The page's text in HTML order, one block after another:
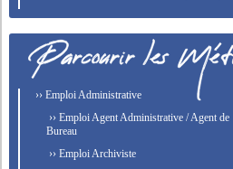
›› Emploi Administrative
›› Emploi Agent Administrative / Agent de
Bureau
›› Emploi Archiviste